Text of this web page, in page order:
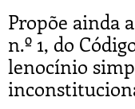
Propõe ainda
n.º 1, do
lenocínio